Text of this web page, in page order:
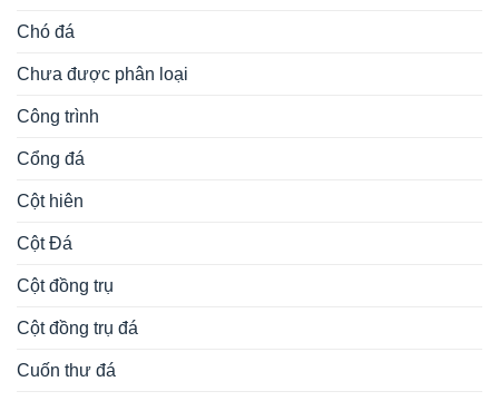
Chó đá
Chưa được phân loại
Công trình
Cổng đá
Cột hiên
Cột Đá
Cột đồng trụ
Cột đồng trụ đá
Cuốn thư đá